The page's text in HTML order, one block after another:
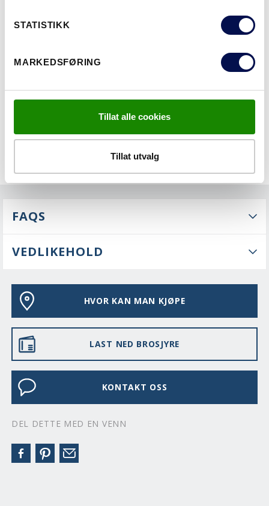
STATISTIKK
MARKEDSFØRING
Tillat alle cookies
Tillat utvalg
FAQS
VEDLIKEHOLD
HVOR KAN MAN KJØPE
LAST NED BROSJYRE
KONTAKT OSS
DEL DETTE MED EN VENN